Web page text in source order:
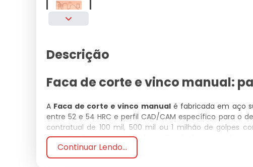
Descrição
Faca de corte e vinco manual:
A Faca de corte e vinco manualé fabricada em aço
entre 52 e 54 HRC e perfil CAD/CAM específico para o
contratual de 100 mil, 500 mil ou 1 milhão de golpes
baixo desvio no compensador calibrado durante toda a
O projeto daFaca de corte e vinco manual
Continuar Lendo...